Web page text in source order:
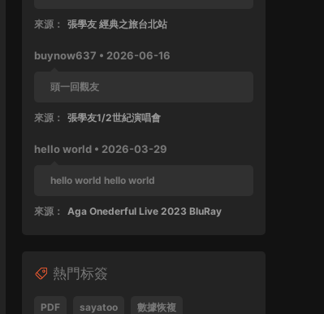
來源： 張學友 經典之旅台北站
buynow637 • 2026-06-16
頭一回觀友
來源： 張學友1/2世紀演唱會
hello world • 2026-03-29
hello world hello world
來源： Aga Onederful Live 2023 BluRay
這張還沒好好完整欣賞過
來源： 張學友 1999 友個人演唱會 60FPS 清晰版
熱門标簽
PDF sayatoo 數據恢複